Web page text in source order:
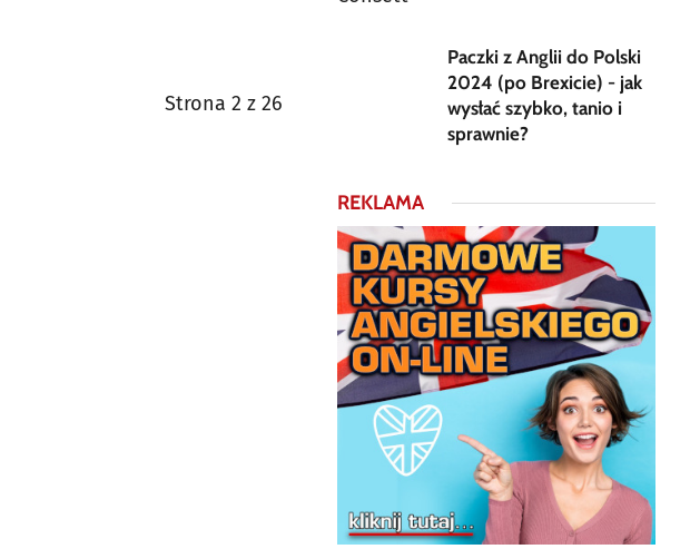
Strona 2 z 26
Paczki z Anglii do Polski
2024 (po Brexicie) - jak
wysłać szybko, tanio i
sprawnie?
REKLAMA